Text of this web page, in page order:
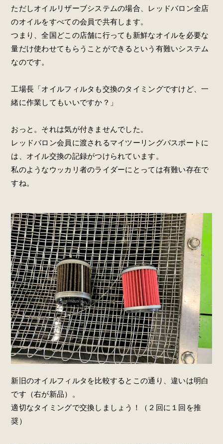
ただしオイルリザーブシステムの場合、レッドバロン全店
のオイルをすべての会員で共有します。
つまり、全国どこの店舗に行っても新鮮なオイルを必要な
量だけ使わせてもらうことができるという有難いシステム
なのです。
工場長「オイルフィルタも交換のタイミングですけど、一
緒に作業してもいいですか？」
おっと。それは気が付きませんでした。
レッドバロン会員に渡されるマイツーリングパスポートに
は、オイル交換の記録がつけられています。
私のようなウッカリ者のライダーにとっては有難い存在で
すね。
新旧のオイルフィルタを比較するとこの通り、違いは明白
です（右が新品）。
適切なタイミングで交換しましょう！（２回に１回を推
奨）